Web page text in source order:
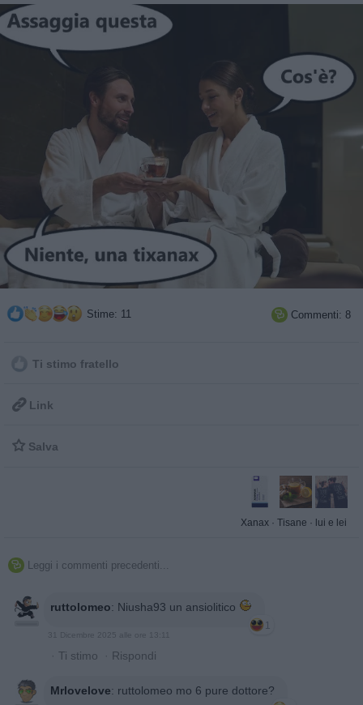
Stime: 11  Commenti: 8
Ti stimo fratello
 Link
 Salva
Xanax · Tisane · lui e lei
 Leggi i commenti precedenti...
ruttolomeo: Niusha93 un ansiolitico
1
31 Dicembre 2025 alle ore 13:11
· Ti stimo · Rispondi
Mrlovelove: ruttolomeo mo 6 pure dottore?